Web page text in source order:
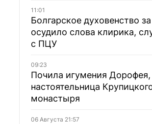
11:01
Болгарское духовенство
осудило слова клирика,
с ПЦУ
09:23
Почила игумения Дорофея,
настоятельница
монастыря
06 Августа 21:57